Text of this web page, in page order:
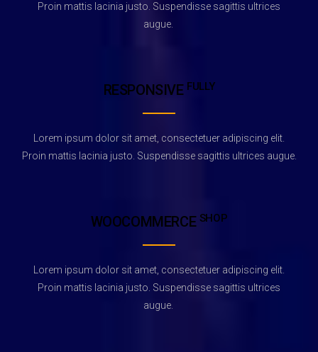
Proin mattis lacinia justo. Suspendisse sagittis ultrices
augue.
RESPONSIVE FULLY
Lorem ipsum dolor sit amet, consectetuer adipiscing elit.
Proin mattis lacinia justo. Suspendisse sagittis ultrices augue.
WOOCOMMERCE SHOP
Lorem ipsum dolor sit amet, consectetuer adipiscing elit.
Proin mattis lacinia justo. Suspendisse sagittis ultrices
augue.